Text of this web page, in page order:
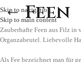
Skip to navigation
Skip to main content
Feen
Zauberhafte Feen aus Filz in
Organzabeutel. Liebevolle
Als Fee bezeichnet man für